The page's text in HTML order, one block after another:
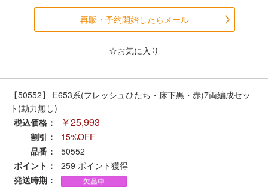
走行エリア別 鉄道模型車両リスト
関東
中部 関西
中国・四国
お役立ち情報
再販・予約開始したらメール
☆お気に入り
【50552】 E653系(フレッシュひたち・床下黒・赤)7両編成セッ
ト(動力無し)
税込価格：
￥25,993
割引：
15%OFF
品番：
50552
ポイント：
259 ポイント獲得
発送時期：